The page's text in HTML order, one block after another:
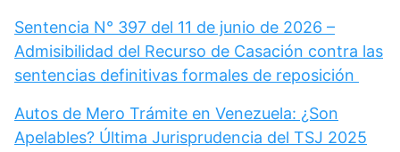
Sentencia N° 397 del 11 de junio de 2026 –
Admisibilidad del Recurso de Casación contra las
sentencias definitivas formales de reposición
Autos de Mero Trámite en Venezuela: ¿Son
Apelables? Última Jurisprudencia del TSJ 2025